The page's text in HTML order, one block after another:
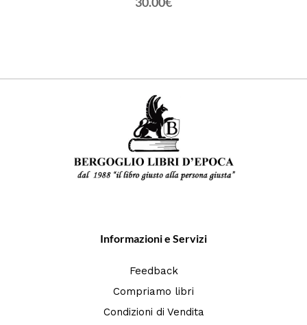
Informazioni e Servizi
Feedback
Compriamo libri
Condizioni di Vendita